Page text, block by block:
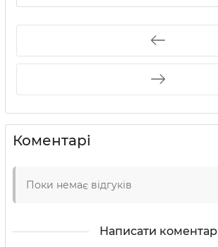
Коментарі
Поки немає відгуків
Написати коментар